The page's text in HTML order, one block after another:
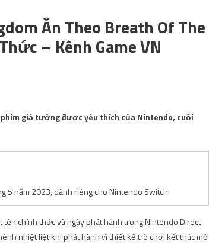
Ăn Theo Breath Of The
– Kênh Game VN
giả tưởng được yêu thích của Nintendo, cuối
5 năm 2023, dành riêng cho Nintendo Switch.
chính thức và ngày phát hành trong Nintendo Direct
nhiệt liệt khi phát hành vì thiết kế trò chơi kết thúc mở